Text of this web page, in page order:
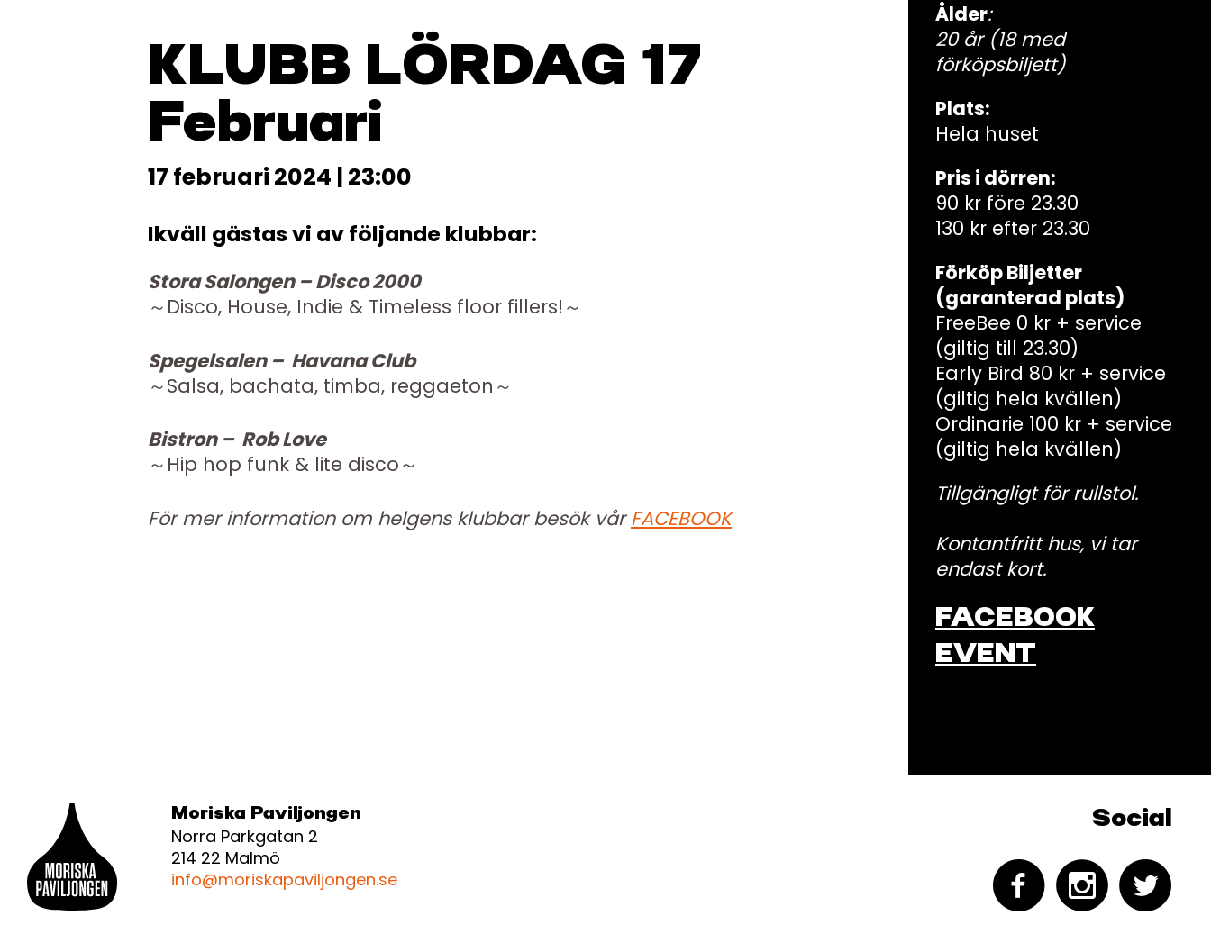
KLUBB LÖRDAG 17
Februari
17 februari 2024 | 23:00
Ikväll gästas vi av följande klubbar:
Stora Salongen – Disco 2000
～Disco, House, Indie & Timeless floor fillers!～
Spegelsalen – Havana Club
～Salsa, bachata, timba, reggaeton ～
Bistron – Rob Love
～ Hip hop funk & lite disco～
För mer information om helgens klubbar besök vårFACEBOOK
Ålder:
20 år (18 med
förköpsbiljett)
Plats:
Hela huset
Pris i dörren:
90 kr före 23.30
130 kr efter 23.30
Förköp Biljetter
(garanterad plats)
FreeBee 0 kr + service
(giltig till 23.30)
Early Bird 80 kr + service
(giltig hela kvällen)
Ordinarie 100 kr + service
(giltig hela kvällen)
Tillgängligt för rullstol.
Kontantfritt hus, vi tar
endast kort.
FACEBOOK
EVENT
Moriska Paviljongen
Norra Parkgatan 2
214 22 Malmö
info@moriskapaviljongen.se
Social